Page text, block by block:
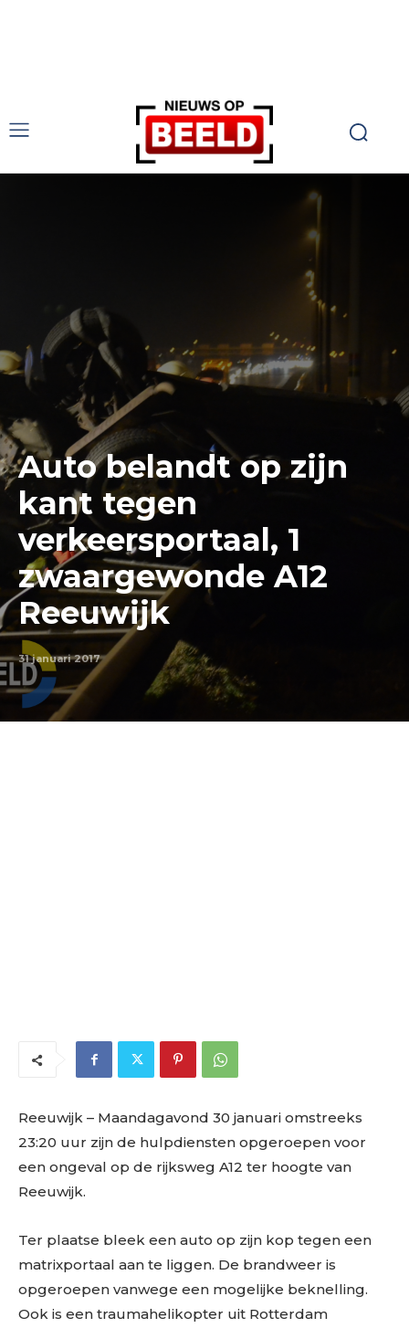
Auto belandt op zijn
kant tegen
verkeersportaal, 1
zwaargewonde A12
Reeuwijk
31 januari 2017
Reeuwijk – Maandagavond 30 januari omstreeks
23:20 uur zijn de hulpdiensten opgeroepen voor
een ongeval op de rijksweg A12 ter hoogte van
Reeuwijk.
Ter plaatse bleek een auto op zijn kop tegen een
matrixportaal aan te liggen. De brandweer is
opgeroepen vanwege een mogelijke beknelling.
Ook is een traumahelikopter uit Rotterdam